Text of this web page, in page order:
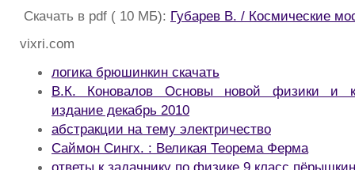
Скачать в pdf ( 10 МБ): Губарев В. / Космические
vixri.com
логика брюшинкин скачать
В.К. Коновалов Основы новой физики и
издание декабрь 2010
абстракции на тему электричество
Саймон Сингх. : Великая Теорема Ферма